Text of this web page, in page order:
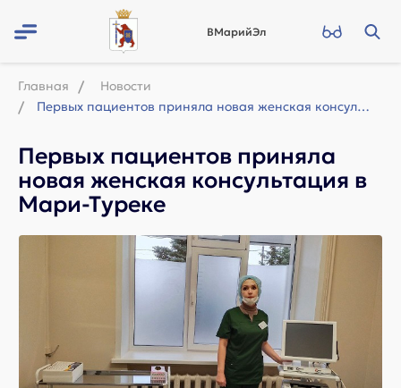
ВМарийЭл
Главная
Новости
Первых пациентов приняла новая женская консультация в Мари-Туреке
Первых пациентов приняла
новая женская консультация в
Мари-Туреке